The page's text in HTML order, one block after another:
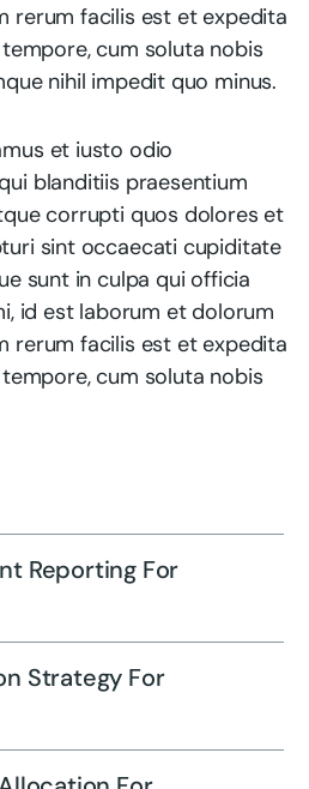
rerum facilis est et expedita
cum soluta nobis
nihil impedit quo minus.
et iusto odio
blanditiis praesentium
corrupti quos dolores et
sint occaecati cupiditate
sunt in culpa qui officia
id est laborum et dolorum
rerum facilis est et expedita
cum soluta nobis
Reporting For
Strategy For